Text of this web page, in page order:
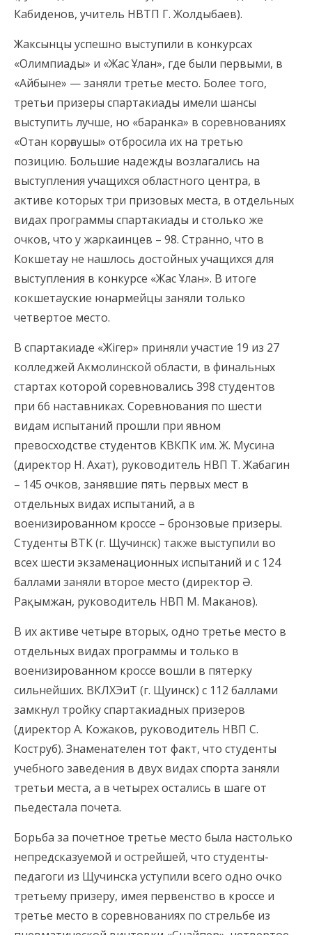
Кабиденов, учитель НВТП Г. Жолдыбаев).
Жаксынцы успешно выступили в конкурсах
«Олимпиады» и «Жас Ұлан», где были первыми, в
«Айбыне» — заняли третье место. Более того,
третьи призеры спартакиады имели шансы
выступить лучше, но «баранка» в соревнованиях
«Отан корғаушы» отбросила их на третью
позицию. Большие надежды возлагались на
выступления учащихся областного центра, в
активе которых три призовых места, в отдельных
видах программы спартакиады и столько же
очков, что у жаркаинцев – 98. Странно, что в
Кокшетау не нашлось достойных учащихся для
выступления в конкурсе «Жас Ұлан». В итоге
кокшетауские юнармейцы заняли только
четвертое место.
В спартакиаде «Жігер» приняли участие 19 из 27
колледжей Акмолинской области, в финальных
стартах которой соревновались 398 студентов
при 66 наставниках. Соревнования по шести
видам испытаний прошли при явном
превосходстве студентов КВКПК им. Ж. Мусина
(директор Н. Ахат), руководитель НВП Т. Жабагин
– 145 очков, занявшие пять первых мест в
отдельных видах испытаний, а в
военизированном кроссе – бронзовые призеры.
Студенты ВТК (г. Щучинск) также выступили во
всех шести экзаменационных испытаний и с 124
баллами заняли второе место (директор Ә.
Рақымжан, руководитель НВП М. Маканов).
В их активе четыре вторых, одно третье место в
отдельных видах программы и только в
военизированном кроссе вошли в пятерку
сильнейших. ВКЛХЭиТ (г. Щуинск) с 112 баллами
замкнул тройку спартакиадных призеров
(директор А. Кожаков, руководитель НВП С.
Коструб). Знаменателен тот факт, что студенты
учебного заведения в двух видах спорта заняли
третьи места, а в четырех остались в шаге от
пьедестала почета.
Борьба за почетное третье место была настолько
непредсказуемой и острейшей, что студенты-
педагоги из Щучинска уступили всего одно очко
третьему призеру, имея первенство в кроссе и
третье место в соревнованиях по стрельбе из